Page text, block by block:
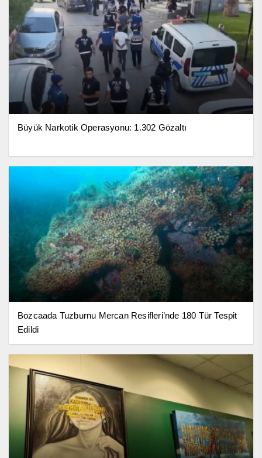
Büyük Narkotik Operasyonu: 1.302 Gözaltı
Bozcaada Tuzburnu Mercan Resifleri’nde 180 Tür Tespit
Edildi